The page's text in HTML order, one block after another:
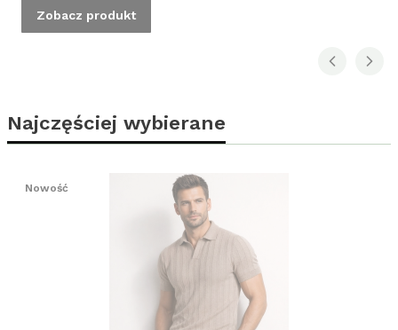
Zobacz produkt
Najczęściej wybierane
Nowość